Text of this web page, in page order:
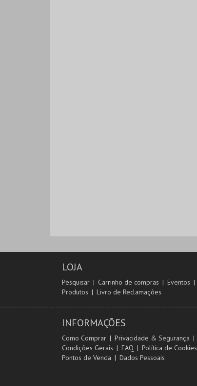
LOJA
Pesquisar Carrinho de compras Eventos
Produtos
Livro de Reclamações
INFORMAÇÕES
Como Comprar
Privacidade & Segurança
Condições Gerais
FAQ
Política de Cookies
Pontos de Venda
Dados Pessoais